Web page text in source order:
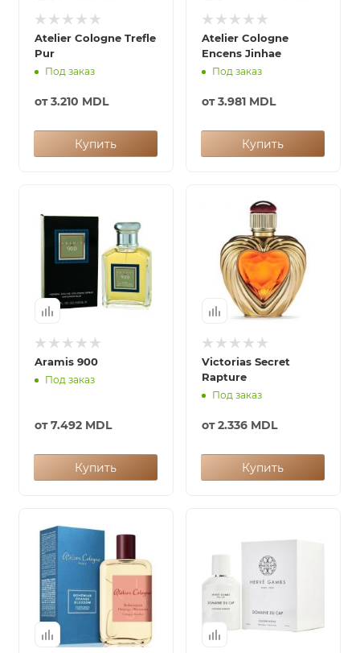
Atelier Cologne Trefle
Pur
Под заказ
от3.210 MDL
Купить
Atelier Cologne
Encens Jinhae
Под заказ
от3.981 MDL
Купить
Aramis 900
Под заказ
от7.492 MDL
Купить
Victorias Secret
Rapture
Под заказ
от2.336 MDL
Купить